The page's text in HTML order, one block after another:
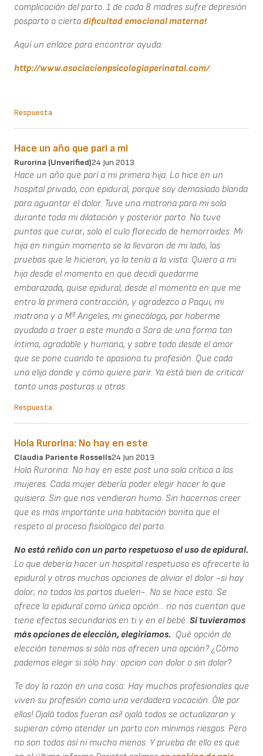
complicación del parto. 1 de cada 8 madres sufre depresión
posparto o cierta dificultad emocional materna!
Aquí un enlace para encontrar ayuda:
http://www.asociacionpsicologiaperinatal.com/
Respuesta
Hace un año que parí a mi
Rurorina (unverified)24 Jun 2013
Hace un año que parí a mi primera hija. Lo hice en un
hospital privado, con epidural, porque soy demasiado blanda
para aguantar el dolor. Tuve una matrona para mi sola
durante toda mi dilatación y posterior parto. No tuve
puntos que curar, solo el culo florecido de hemorroides. Mi
hija en ningún momento se la llevaron de mi lado, las
pruebas que le hicieron, yo la tenía a la vista. Quiero a mi
hija desde el momento en que decidí quedarme
embarazada, quise epidural, desde el momento en que me
entro la primera contracción, y agradezco a Paqui, mi
matrona y a Mª Angeles, mi ginecóloga, por haberme
ayudado a traer a este mundo a Sara de una forma tan
íntima, agradable y humana, y sobre todo desde el amor
que se pone cuando te apasiona tu profesión. Que cada
una elija donde y cómo quiere parir. Ya está bien de criticar
tanto unas posturas u otras.
Respuesta
Hola Rurorina: No hay en este
Claudia Pariente Rossells24 Jun 2013
Hola Rurorina: No hay en este post una sola crítica a las
mujeres. Cada mujer debería poder elegir hacer lo que
quisiera. Sin que nos vendieran humo. Sin hacernos creer
que es más importante una habitación bonita que el
respeto al proceso fisiológico del parto.
No está reñido con un parto respetuoso el uso de epidural.
Lo que debería hacer un hospital respetuoso es ofrecerte la
epidural y otras muchas opciones de aliviar el dolor -si hay
dolor; no todos los partos duelen-. No se hace esto. Se
ofrece la epidural como única opción... no nos cuentan que
tiene efectos secundarios en ti y en el bebé. Si tuvieramos
más opciones de elección, elegiríamos. Qué opción de
elección tenemos si sólo nos ofrecen una opción? ¿Cómo
podemos elegir si sólo hay: opcion con dolor o sin dolor?
Te doy la razón en una cosa: Hay muchos profesionales que
viven su profesión como una verdadera vocación. Óle por
ellos! Ojalá todos fueran así! ojalá todos se actualizaran y
supieran cómo atender un parto con mínimos riesgos. Pero
no son todos así ni mucho menos. Y prueba de ello es que